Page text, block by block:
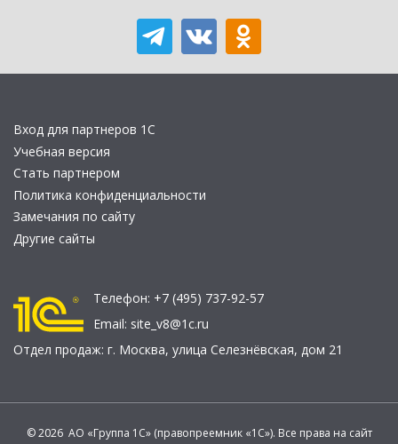
Вход для партнеров 1С
Учебная версия
Стать партнером
Политика конфиденциальности
Замечания по сайту
Другие сайты
Телефон: +7 (495) 737-92-57
Email: site_v8@1c.ru
Отдел продаж: г. Москва, улица Селезнёвская, дом 21
© 2026 АО «Группа 1С» (правопреемник «1С»). Все права на сайт